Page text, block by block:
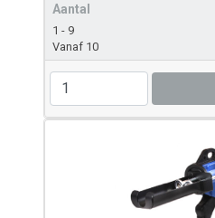
Aantal
1 - 9
Vanaf 10